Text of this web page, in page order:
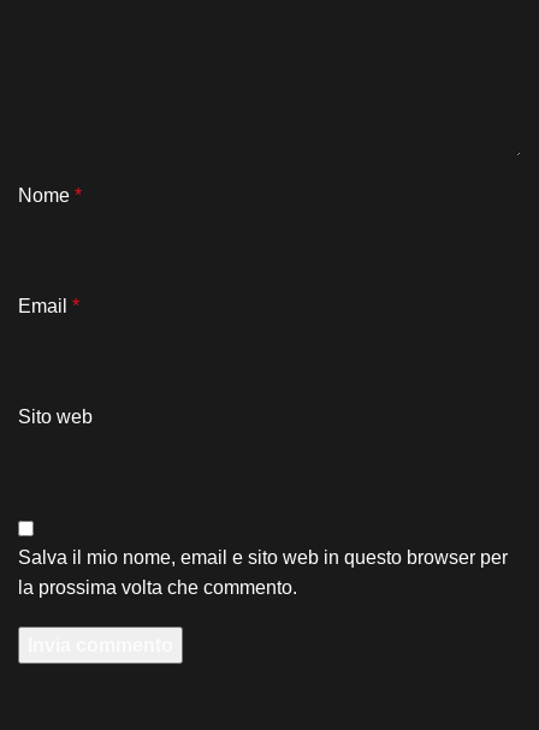
Nome *
Email *
Sito web
Salva il mio nome, email e sito web in questo browser per
la prossima volta che commento.